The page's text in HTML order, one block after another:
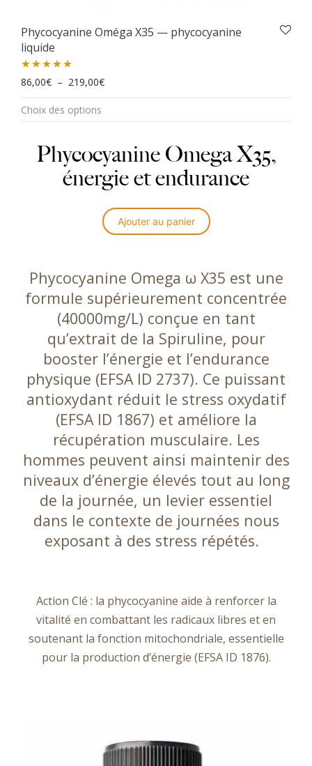
Phycocyanine Oméga X35 — phycocyanine
liquide
Note4.95
86,00€ – 219,00€Plage de prix : 86,00€ à 219,00€
Choix des options
produit
plusieurs
variations.
page
du
Phycocyanine Omega X35,
énergie et endurance
Ajouter au panier
Phycocyanine Omega ω X35 est une
formule supérieurement concentrée
(40000mg/L) conçue en tant
qu’extrait de la Spiruline, pour
booster l’énergie et l’endurance
physique (EFSA ID 2737). Ce puissant
antioxydant réduit le stress oxydatif
(EFSA ID 1867) et améliore la
récupération musculaire. Les
hommes peuvent ainsi maintenir des
niveaux d’énergie élevés tout au long
de la journée, un levier essentiel
dans le contexte de journées nous
exposant à des stress répétés.
Action Clé : la phycocyanine aide à renforcer la
vitalité en combattant les radicaux libres et en
soutenant la fonction mitochondriale, essentielle
pour la production d’énergie (EFSA ID 1876).